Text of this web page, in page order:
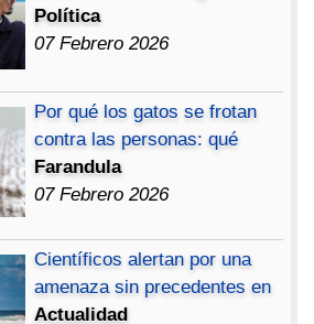
Política
07 Febrero 2026
Por qué los gatos se frotan
contra las personas: qué
Farandula
07 Febrero 2026
Científicos alertan por una
amenaza sin precedentes en
Actualidad